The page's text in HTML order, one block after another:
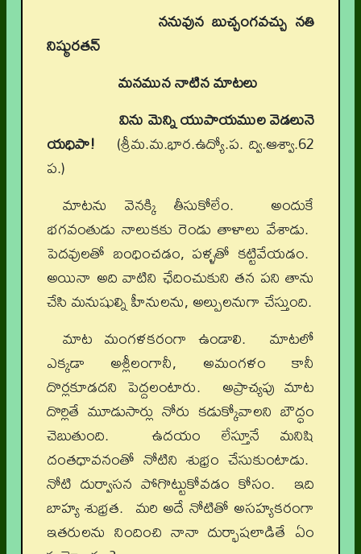
ననువున బుచ్చంగవచ్చు నతి
నిష్ఠురతన్‌
మనమున నాటిన మాటలు
విను మెన్ని యుపాయముల వెడలునె
యధిపా! (శ్రీమ.మ.భార.ఉద్యో.ప. ద్వి.ఆశ్వా.62
ప.)
మాటను వెనక్కి తీసుకోలేం. అందుకే
భగవంతుడు నాలుకకు రెండు తాళాలు వేశాడు.
పెదవులతో బంధించడం, పళ్ళతో కట్టివేయడం.
అయినా అది వాటిని ఛేదించుకుని తన పని తాను
చేసి మనుషుల్ని హీనులను, అల్పులనుగా చేస్తుంది.
మాట మంగళకరంగా ఉండాలి. మాటలో
ఎక్కడా అశ్లీలంగానీ, అమంగళం కానీ
దొర్లకూడదని పెద్దలంటారు. అప్రాచ్యపు మాట
దొర్లితే మూడుసార్లు నోరు కడుక్కోవాలని బౌద్ధం
చెబుతుంది. ఉదయం లేస్తూనే మనిషి
దంతధావనంతో నోటిని శుభ్రం చేసుకుంటాడు.
నోటి దుర్వాసన పోగొట్టుకోవడం కోసం. ఇది
బాహ్య శుభ్రత. మరి అదే నోటితో అసహ్యకరంగా
ఇతరులను నిందించి నానా దుర్భాషలాడితే ఏం